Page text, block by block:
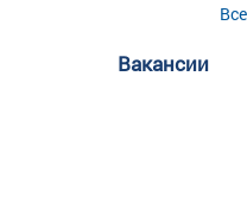
Вакансии